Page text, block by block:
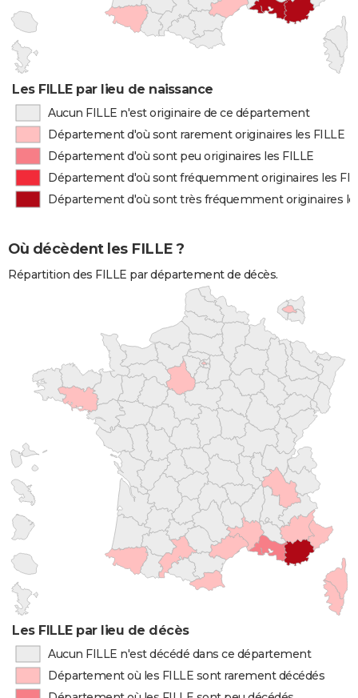
Les FILLE par lieu de naissance
Aucun FILLE n'est originaire de ce département
Département d'où sont rarement originaires les FILLE
Département d'où sont peu originaires les FILLE
Département d'où sont fréquemment originaires les
Département d'où sont très fréquemment originaires
Où décèdent les FILLE ?
Répartition des FILLE par département de décès.
Les FILLE par lieu de décès
Aucun FILLE n'est décédé dans ce département
Département où les FILLE sont rarement décédés